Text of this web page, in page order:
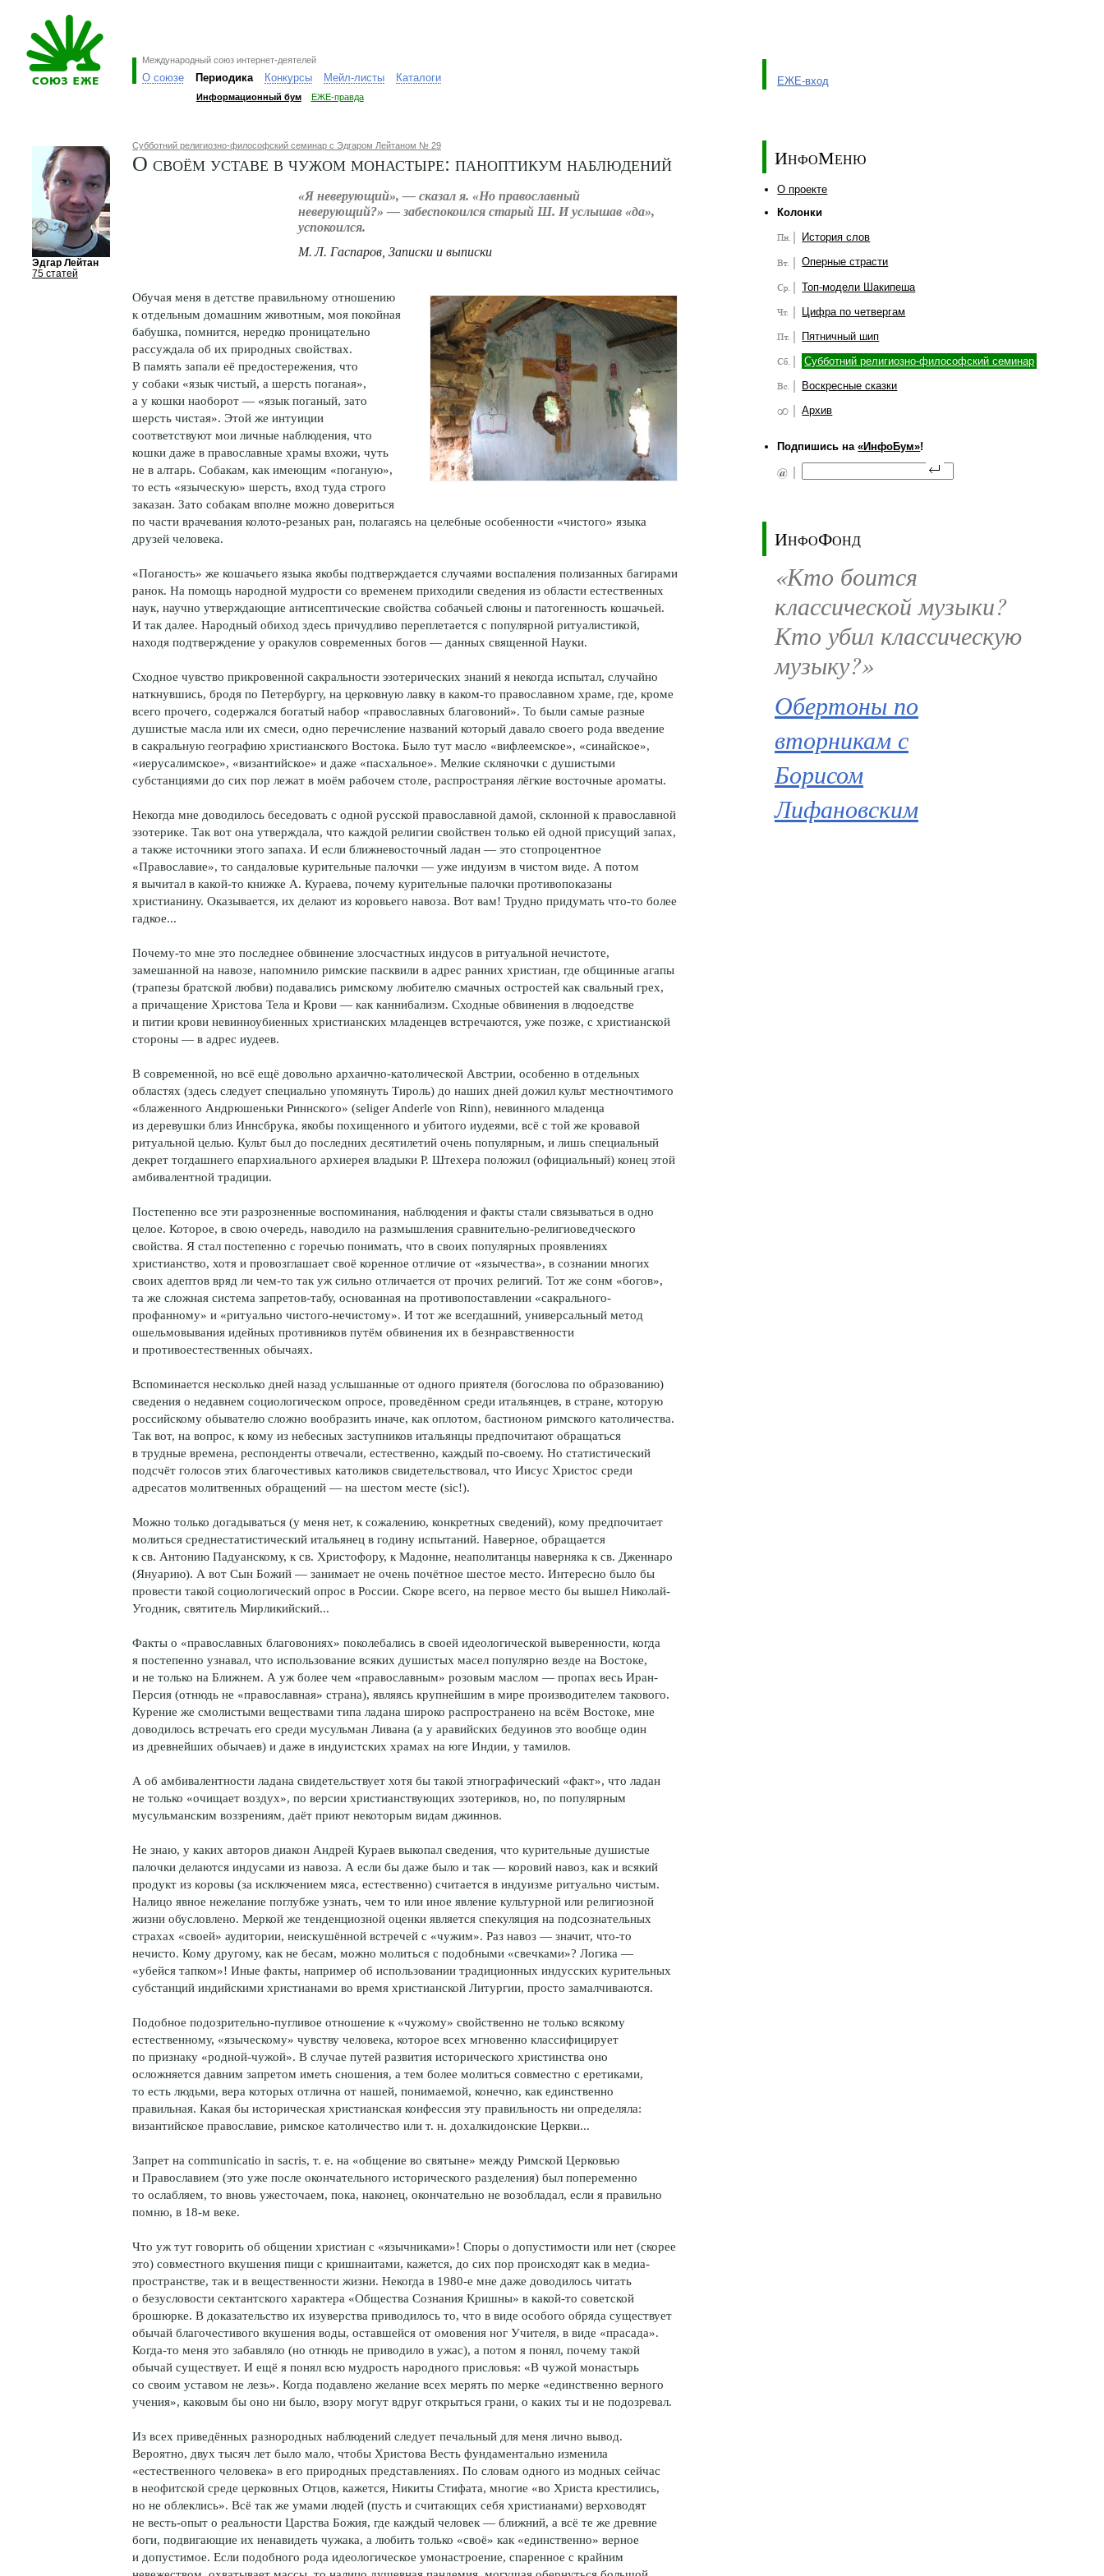
Международный союз интернет-деятелей
О союзе Периодика Конкурсы Мейл-листы Каталоги
Информационный бум ЕЖЕ-правда
ЕЖЕ-вход
Эдгар Лейтан
75 статей
Субботний религиозно-философский семинар с Эдгаром Лейтаном № 29
О своём уставе в чужом монастыре: паноптикум наблюдений
«Я неверующий», — сказал я. «Но православный
неверующий?» — забеспокоился старый Ш. И услышав «да»,
успокоился.
М. Л. Гаспаров , Записки и выписки
Обучая меня в детстве правильному отношению
к отдельным домашним животным, моя покойная
бабушка, помнится, нередко проницательно
рассуждала об их природных свойствах.
В память запали её предостережения, что
у собаки «язык чистый, а шерсть поганая»,
а у кошки наоборот — «язык поганый, зато
шерсть чистая». Этой же интуиции
соответствуют мои личные наблюдения, что
кошки даже в православные храмы вхожи, чуть
не в алтарь. Собакам, как имеющим «поганую»,
то есть «языческую» шерсть, вход туда строго
заказан. Зато собакам вполне можно довериться
по части врачевания колото-резаных ран, полагаясь на целебные особенности «чистого» языка
друзей человека.
«Поганость» же кошачьего языка якобы подтверждается случаями воспаления полизанных багирами
ранок. На помощь народной мудрости со временем приходили сведения из области естественных
наук, научно утверждающие антисептические свойства собачьей слюны и патогенность кошачьей.
И так далее. Народный обиход здесь причудливо переплетается с популярной ритуалистикой,
находя подтверждение у оракулов современных богов — данных священной Науки.
Сходное чувство прикровенной сакральности эзотерических знаний я некогда испытал, случайно
наткнувшись, бродя по Петербургу, на церковную лавку в каком-то православном храме, где, кроме
всего прочего, содержался богатый набор «православных благовоний». То были самые разные
душистые масла или их смеси, одно перечисление названий который давало своего рода введение
в сакральную географию христианского Востока. Было тут масло «вифлеемское», «синайское»,
«иерусалимское», «византийское» и даже «пасхальное». Мелкие скляночки с душистыми
субстанциями до сих пор лежат в моём рабочем столе, распространяя лёгкие восточные ароматы.
Некогда мне доводилось беседовать с одной русской православной дамой, склонной к православной
эзотерике. Так вот она утверждала, что каждой религии свойствен только ей одной присущий запах,
а также источники этого запаха. И если ближневосточный ладан — это стопроцентное
«Православие», то сандаловые курительные палочки — уже индуизм в чистом виде. А потом
я вычитал в какой-то книжке А. Кураева, почему курительные палочки противопоказаны
христианину. Оказывается, их делают из коровьего навоза. Вот вам! Трудно придумать что-то более
гадкое...
Почему-то мне это последнее обвинение злосчастных индусов в ритуальной нечистоте,
замешанной на навозе, напомнило римские пасквили в адрес ранних христиан, где общинные агапы
(трапезы братской любви) подавались римскому любителю смачных остростей как свальный грех,
а причащение Христовa Тела и Крови — как каннибализм. Сходные обвинения в людоедстве
и питии крови невинноубиенных христианских младенцев встречаются, уже позже, с христианской
стороны — в адрес иудеев.
В современной, но всё ещё довольно архаично-католической Австрии, особенно в отдельных
областях (здесь следует специально упомянуть Тироль) до наших дней дожил культ местночтимого
«блаженного Андрюшеньки Риннского» (seliger Anderle von Rinn), невинного младенца
из деревушки близ Иннсбрука, якобы похищенного и убитого иудеями, всё с той же кровавой
ритуальной целью. Культ был до последних десятилетий очень популярным, и лишь специальный
декрет тогдашнего епархиального архиерея владыки Р. Штехера положил (официальный) конец этой
амбивалентной традиции.
Постепенно все эти разрозненные воспоминания, наблюдения и факты стали связываться в одно
целое. Которое, в свою очередь, наводило на размышления сравнительно-религиоведческого
свойства. Я стал постепенно с горечью понимать, что в своих популярных проявлениях
христианство, хотя и провозглашает своё коренное отличие от «язычества», в сознании многих
своих адептов вряд ли чем-то так уж сильно отличается от прочих религий. Тот же сонм «богов»,
та же сложная система запретов-табу, основанная на противопоставлении «сакрального-
профанному» и «ритуально чистого-нечистому». И тот же всегдашний, универсальный метод
ошельмовывания идейных противников путём обвинения их в безнравственности
и противоестественных обычаях.
Вспоминается несколько дней назад услышанные от одного приятеля (богослова по образованию)
сведения о недавнем социологическом опросе, проведённом среди итальянцев, в стране, которую
российскому обывателю сложно вообразить иначе, как оплотом, бастионом римского католичества.
Так вот, на вопрос, к кому из небесных заступников итальянцы предпочитают обращаться
в трудные времена, респонденты отвечали, естественно, каждый по-своему. Но статистический
подсчёт голосов этих благочестивых католиков свидетельствовал, что Иисус Христос среди
адресатов молитвенных обращений — на шестом месте (sic!).
Можно только догадываться (у меня нет, к сожалению, конкретных сведений), кому предпочитает
молиться среднестатистический итальянец в годину испытаний. Наверное, обращается
к св. Антонию Падуанскому, к св. Христофору, к Мадонне, неаполитанцы наверняка к св. Дженнаро
(Януарию). А вот Сын Божий — занимает не очень почётное шестое место. Интересно было бы
провести такой социологический опрос в России. Скоре всего, на первое место бы вышел Николай-
Угодник, святитель Мирликийский...
Факты о «православных благовониях» поколебались в своей идеологической выверенности, когда
я постепенно узнавал, что использование всяких душистых масел популярно везде на Востоке,
и не только на Ближнем. А уж более чем «православным» розовым маслом — пропах весь Иран-
Персия (отнюдь не «православная» страна), являясь крупнейшим в мире производителем такового.
Курение же смолистыми веществами типа ладана широко распространено на всём Востоке, мне
доводилось встречать его среди мусульман Ливана (а у аравийских бедуинов это вообще один
из древнейших обычаев) и даже в индуистских храмах на юге Индии, у тамилов.
А об амбивалентности ладана свидетельствует хотя бы такой этнографический «факт», что ладан
не только «очищает воздух», по версии христианствующих эзотериков, но, по популярным
мусульманским воззрениям, даёт приют некоторым видам джиннов.
Не знаю, у каких авторов диакон Андрей Кураев выкопал сведения, что курительные душистые
палочки делаются индусами из навоза. А если бы даже было и так — коровий навоз, как и всякий
продукт из кoровы (за исключением мяса, естественно) считается в индуизме ритуально чистым.
Налицо явное нежелание поглубже узнать, чем то или иное явление культурной или религиозной
жизни обусловлено. Меркой же тенденциозной оценки является спекуляция на подсознательных
страхах «своей» аудитории, неискушённой встречей с «чужим». Раз навоз — значит, что-то
нечисто. Кому другому, как не бесам, можно молиться с подобными «свечками»? Логика —
«убейся тапком»! Иные факты, например об использовании традиционных индусских курительных
субстанций индийскими христианами во время христианской Литургии, просто замалчиваются.
Подобное подозрительно-пугливое отношение к «чужому» свойственно не только всякому
естественному, «языческому» чувству человека, которое всех мгновенно классифицирует
по признаку «родной-чужой». В случае путей развития исторического христинства оно
осложняется давним запретом иметь сношения, а тем более молиться совместно с еретиками,
то есть людьми, вера которых отлична от нашей, понимаемой, конечно, как единственно
правильная. Какая бы историческая христианская конфессия эту правильность ни определяла:
византийское православие, римское католичество или т. н. дохалкидонские Церкви...
Запрет на communicatio in sacris, т. е. на «общение во святыне» между Римской Церковью
и Православием (это уже после окончательного исторического разделения) был попеременно
то ослабляем, то вновь ужесточаем, пока, наконец, окончательно не возобладал, если я правильно
помню, в 18-м веке.
Что уж тут говорить об общении христиан с «язычниками»! Споры о допустимости или нет (скорее
это) совместного вкушения пищи с кришнаитами, кажется, до сих пор происходят как в медиа-
пространстве, так и в вещественности жизни. Некогда в 1980-е мне даже доводилось читать
о безусловости сектантского характера «Общества Сознания Кришны» в какой-то советской
брошюрке. В доказательство их изуверства приводилось то, что в виде особого обряда существует
обычай благочестивого вкушения воды, оставшейся от омовения ног Учителя, в виде «прасада».
Когда-то меня это забавляло (но отнюдь не приводило в ужас), а потом я понял, почему такой
обычай существует. И ещё я понял всю мудрость народного присловья: «В чужой монастырь
со своим уставом не лезь». Когда подавлено желание всех мерять по мерке «единственно верного
учения», каковым бы оно ни было, взору могут вдруг открыться грани, о каких ты и не подозревал.
Из всех приведённых разнородных наблюдений следует печальный для меня лично вывод.
Вероятно, двух тысяч лет было мало, чтобы Христова Весть фундаментально изменила
«естественного человека» в его природных представлениях. По словам одного из модных сейчас
в неофитской среде церковных Отцов, кажется, Никиты Стифата, многие «во Христа крестились,
но не облеклись». Всё так же умами людей (пусть и считающих себя христианами) верховодят
не весть-опыт о реальности Царства Божия, где каждый человек — ближний, а всё те же древние
боги, подвигающие их ненавидеть чужака, а любить только «своё» как «единственно» верное
и допустимое. Если подобного рода идеологическое умонастроение, спаренное с крайним
ИнфоМеню
О проекте
Колонки
История слов
Оперные страсти
Топ-модели Шакипеша
Цифра по четвергам
Пятничный шип
Субботний религиозно-философский семинар
Воскресные сказки
Архив
Подпишись на«ИнфоБум»!
ИнфоФонд
«Кто боится
классической музыки?
Кто убил классическую
музыку?»
Обертоны по
вторникам с
Борисом
Лифановским